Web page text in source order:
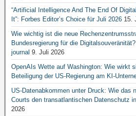
“Artificial Intelligence And The End Of
It”: Forbes Editor’s Choice für Juli 2026 15.
Wie wichtig ist die neue
Bundesregierung für die
journal 9. Juli 2026
OpenAIs Wette auf Washington: Wie wirkt
Beteiligung der US-Regierung am KI-
US-Datenabkommen unter Druck: Wie das
Courts den transatlantischen Datenschutz
2026